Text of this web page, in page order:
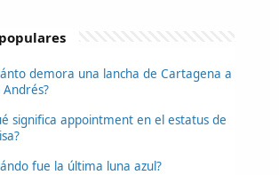
demora una lancha de Cartagena a
Andrés?
significa appointment en el estatus de
fue la última luna azul?